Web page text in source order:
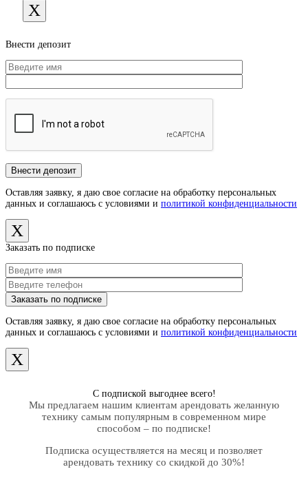
X
Внести депозит
Оставляя заявку, я даю свое согласие на обработку персональных
данных и соглашаюсь с условиями и политикой конфиденциальности
X
Заказать по подписке
Оставляя заявку, я даю свое согласие на обработку персональных
данных и соглашаюсь с условиями и политикой конфиденциальности
X
С подпиской выгоднее всего!
Мы предлагаем нашим клиентам арендовать желанную
технику самым популярным в современном мире
способом – по подписке!
Подписка осуществляется на месяц и позволяет
арендовать технику со скидкой до 30%!